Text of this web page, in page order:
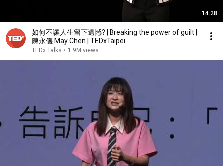
14:28
如何不讓人生留下遺憾? | Breaking the power of guilt |
陳永儀 May Chen | TEDxTaipei
TEDx Talks • 1.9M views